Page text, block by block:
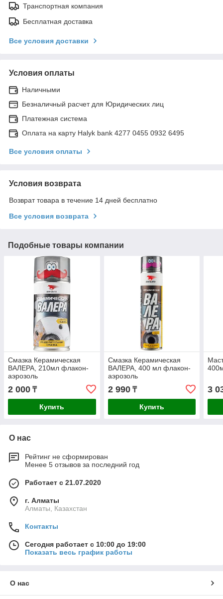
Транспортная компания
Бесплатная доставка
Все условия доставки
Условия оплаты
Наличными
Безналичный расчет для Юридических лиц
Платежная система
Оплата на карту Halyk bank 4277 0455 0932 6495
Все условия оплаты
Условия возврата
Возврат товара в течение 14 дней бесплатно
Все условия возврата
Подобные товары компании
Смазка Керамическая
ВАЛЕРА, 210мл флакон-
аэрозоль
2 000 ₸
Купить
Смазка Керамическая
ВАЛЕРА, 400 мл флакон-
аэрозоль
2 990₸
Купить
3
О нас
Рейтинг не сформирован
Менее 5 отзывов за последний год
Работает с 21.07.2020
г. Алматы
Алматы, Казахстан
Контакты
Сегодня работает с 10:00 до 19:00
Показать весь график работы
О нас